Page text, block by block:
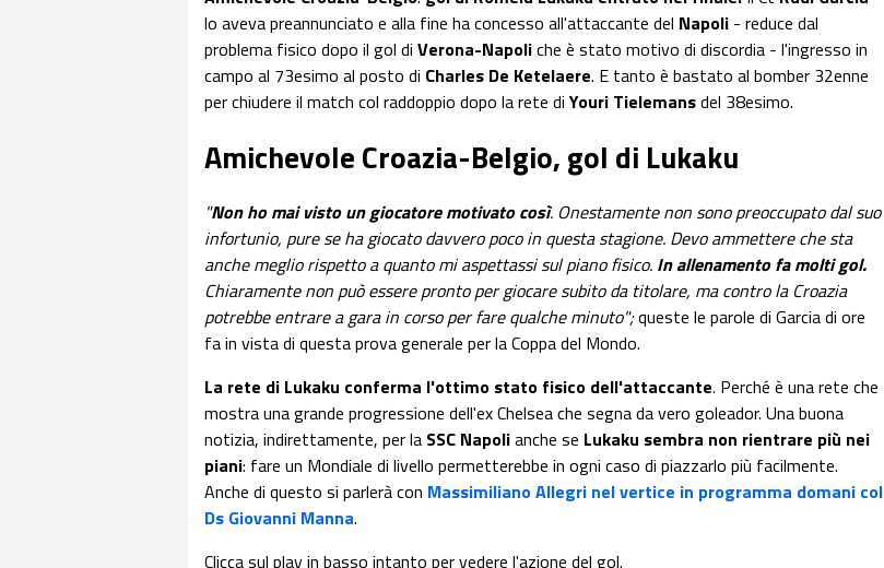
lo aveva preannunciato e alla fine ha concesso all'attaccante del Napoli - reduce dal
problema fisico dopo il gol di Verona-Napoliche è stato motivo di discordia - l'ingresso in
campo al 73esimo al posto di Charles De Ketelaere. E tanto è bastato al bomber 32enne
per chiudere il match col raddoppio dopo la rete diYouri Tielemansdel 38esimo.
Amichevole Croazia-Belgio, gol di Lukaku
"Non ho mai visto un giocatore motivato così. Onestamente non sono preoccupato dal suo
infortunio, pure se ha giocato davvero poco in questa stagione. Devo ammettere che sta
anche meglio rispetto a quanto mi aspettassi sul piano fisico. In allenamento fa molti gol.
Chiaramente non può essere pronto per giocare subito da titolare, ma contro la Croazia
potrebbe entrare a gara in corso per fare qualche minuto";queste le parole di Garcia di ore
fa in vista di questa prova generale per la Coppa del Mondo.
La rete di Lukaku conferma l'ottimo stato fisico dell'attaccante. Perché è una rete che
mostra una grande progressione dell'ex Chelsea che segna da vero goleador. Una buona
notizia, indirettamente, per la SSC Napolianche se Lukaku sembra non rientrare più nei
piani: fare un Mondiale di livello permetterebbe in ogni caso di piazzarlo più facilmente.
Anche di questo si parlerà con Massimiliano Allegri nel vertice in programma domani col
Ds Giovanni Manna.
Clicca sul play in basso intanto per vedere l'azione del gol.